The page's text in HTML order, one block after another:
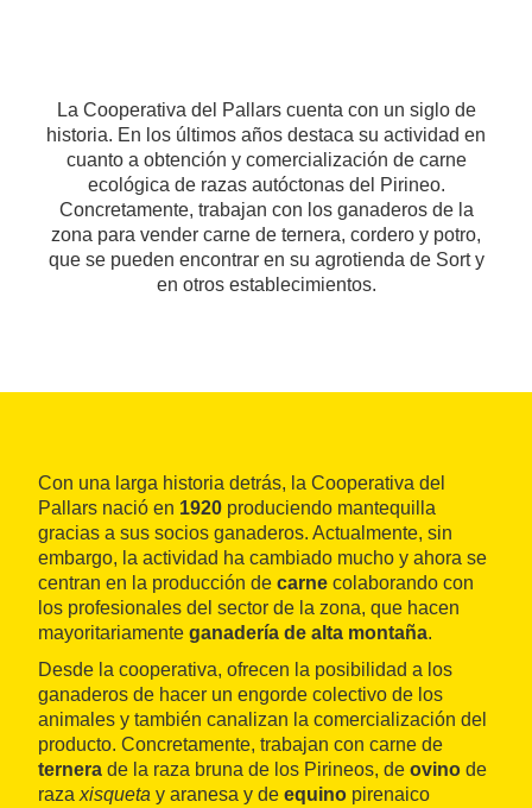
La Cooperativa del Pallars cuenta con un siglo de
historia. En los últimos años destaca su actividad en
cuanto a obtención y comercialización de carne
ecológica de razas autóctonas del Pirineo.
Concretamente, trabajan con los ganaderos de la
zona para vender carne de ternera, cordero y potro,
que se pueden encontrar en su agrotienda de Sort y
en otros establecimientos.
Con una larga historia detrás, la Cooperativa del
Pallars nació en 1920 produciendo mantequilla
gracias a sus socios ganaderos. Actualmente, sin
embargo, la actividad ha cambiado mucho y ahora se
centran en la producción de carne colaborando con
los profesionales del sector de la zona, que hacen
mayoritariamente ganadería de alta montaña.
Desde la cooperativa, ofrecen la posibilidad a los
ganaderos de hacer un engorde colectivo de los
animales y también canalizan la comercialización del
producto. Concretamente, trabajan con carne de
ternera de la raza bruna de los Pirineos, de ovino de
raza xisqueta y aranesa y de equino pirenaico